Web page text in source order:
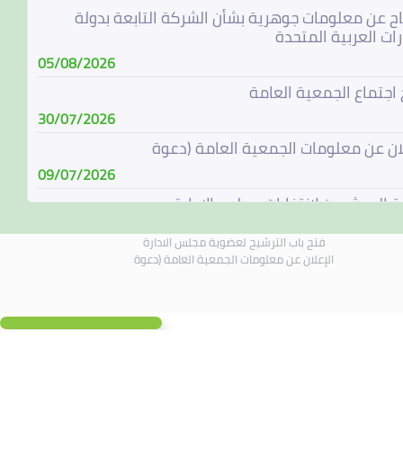
عن معلومات جوهرية بشأن الشركة التابعة بدولة
العربية المتحدة
05/08/2026
اجتماع الجمعية العامة
30/07/2026
عن معلومات الجمعية العامة (دعوة
09/07/2026
المرشحين لإنتخابات مجلس الإدارة
08/07/2026
الترشيح لعضوية مجلس الادارة
فتح باب الترشيح لعضوية مجلس الادارة
الإعلان عن معلومات الجمعية العامة (دعوة